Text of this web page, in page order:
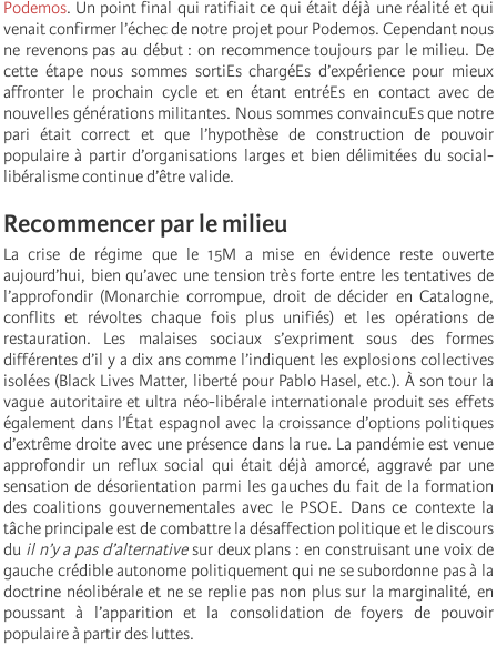
Podemos. Un point final qui ratifiait ce qui était déjà une réalité et qui
venait confirmer l’échec de notre projet pour Podemos. Cependant nous
ne revenons pas au début : on recommence toujours par le milieu. De
cette étape nous sommes sortiEs chargéEs d’expérience pour mieux
affronter le prochain cycle et en étant entréEs en contact avec de
nouvelles générations militantes. Nous sommes convaincuEs que notre
pari était correct et que l’hypothèse de construction de pouvoir
populaire à partir d’organisations larges et bien délimitées du social-
libéralisme continue d’être valide.
Recommencer par le milieu
La crise de régime que le 15M a mise en évidence reste ouverte
aujourd’hui, bien qu’avec une tension très forte entre les tentatives de
l’approfondir (Monarchie corrompue, droit de décider en Catalogne,
conflits et révoltes chaque fois plus unifiés) et les opérations de
restauration. Les malaises sociaux s’expriment sous des formes
différentes d’il y a dix ans comme l’indiquent les explosions collectives
isolées (Black Lives Matter, liberté pour Pablo Hasel, etc.). À son tour la
vague autoritaire et ultra néo-libérale internationale produit ses effets
également dans l’État espagnol avec la croissance d’options politiques
d’extrême droite avec une présence dans la rue. La pandémie est venue
approfondir un reflux social qui était déjà amorcé, aggravé par une
sensation de désorientation parmi les gauches du fait de la formation
des coalitions gouvernementales avec le PSOE. Dans ce contexte la
tâche principale est de combattre la désaffection politique et le discours
du il n’y a pas d’alternativesur deux plans : en construisant une voix de
gauche crédible autonome politiquement qui ne se subordonne pas à la
doctrine néolibérale et ne se replie pas non plus sur la marginalité, en
poussant à l’apparition et la consolidation de foyers de pouvoir
populaire à partir des luttes.